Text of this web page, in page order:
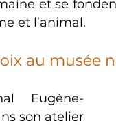
et se
et l’animal.
au musée
Eugène-
son atelier